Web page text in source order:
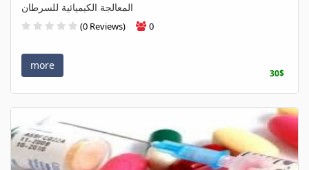
المعالجة الكيميائية للسرطان
(0 Reviews) 0
more
30$